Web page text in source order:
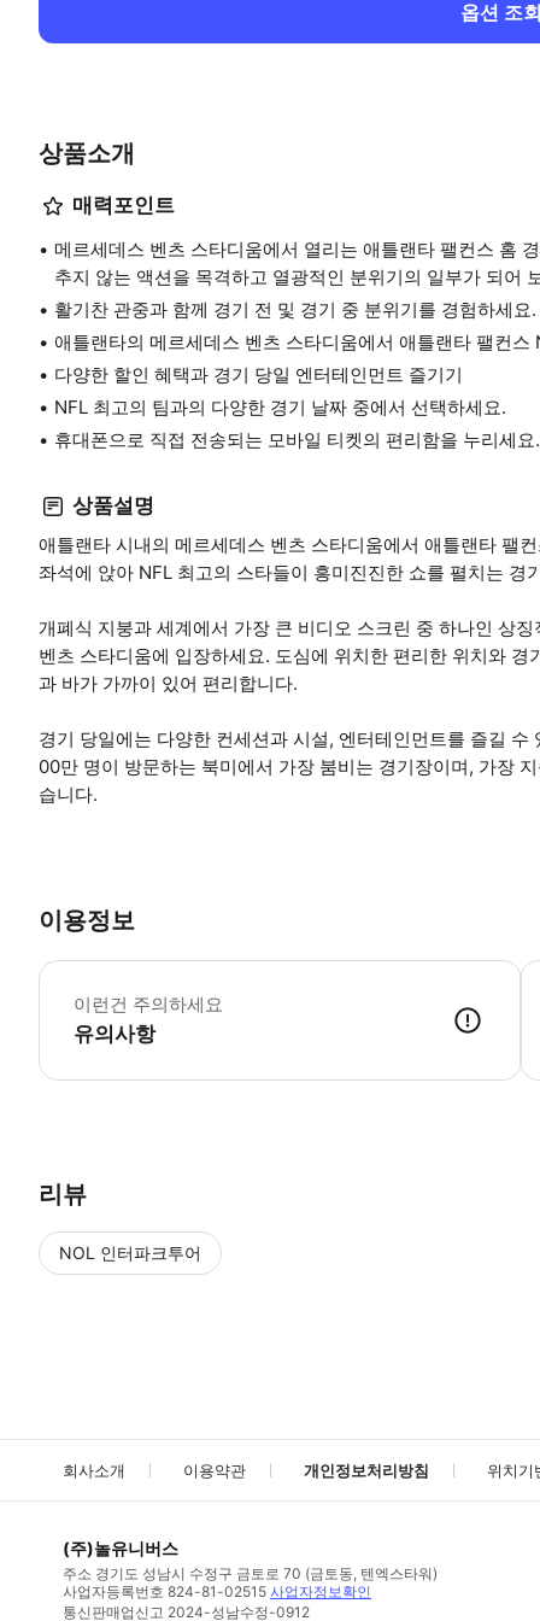
옵션 조
상품소개
매력포인트
메르세데스 벤츠 스타디움에서 열리는 애틀랜타 팰컨스 홈
추지 않는 액션을 목격하고 열광적인 분위기의 일부가 되어
활기찬 관중과 함께 경기 전 및 경기 중 분위기를 경험하세요.
애틀랜타의 메르세데스 벤츠 스타디움에서 애틀랜타 팰컨스
다양한 할인 혜택과 경기 당일 엔터테인먼트 즐기기
NFL 최고의 팀과의 다양한 경기 날짜 중에서 선택하세요.
휴대폰으로 직접 전송되는 모바일 티켓의 편리함을 누리세요.
상품설명
애틀랜타 시내의 메르세데스 벤츠 스타디움에서 애틀랜타 팰
좌석에 앉아 NFL 최고의 스타들이 흥미진진한 쇼를 펼치는
개폐식 지붕과 세계에서 가장 큰 비디오 스크린 중 하나인 상
벤츠 스타디움에 입장하세요. 도심에 위치한 편리한 위치와
과 바가 가까이 있어 편리합니다.
경기 당일에는 다양한 컨세션과 시설, 엔터테인먼트를 즐길
00만 명이 방문하는 북미에서 가장 붐비는 경기장이며, 가장
습니다.
이용정보
이런건 주의하세요
유의사항
경
리뷰
NOL 인터파크투어
회사소개 이용약관 개인정보처리방침 위치기
(주)놀유니버스
주소 경기도 성남시 수정구 금토로 70 (금토동, 텐엑스타워)
사업자등록번호 824-81-02515 사업자정보확인
통신판매업신고 2024-성남수정-0912